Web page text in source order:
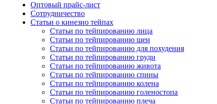
Оптовый прайс-лист
Сотрудничество
Статьи о кинезио тейпах
Статьи по тейпированию лица
Статьи по тейпированию шеи
Статьи по тейпированию для похудения
Статьи по тейпированию груди
Статьи по тейпированию живота
Статьи по тейпированию спины
Статьи по тейпированию колена
Статьи по тейпированию голеностопа
Статьи по тейпированию плеча